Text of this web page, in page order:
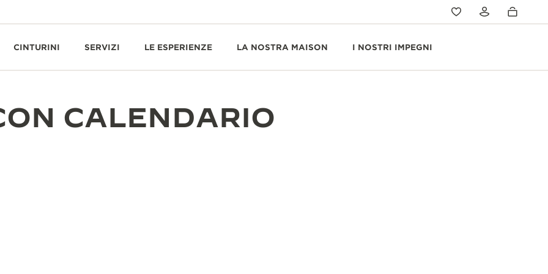
CINTURINI SERVIZI LE ESPERIENZE LA NOSTRA MAISON I NOSTRI IMPEGNI
CALENDARIO